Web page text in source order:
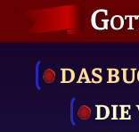
DAS
DIE